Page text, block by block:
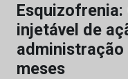
Esquizofrenia:
injetável de
meses